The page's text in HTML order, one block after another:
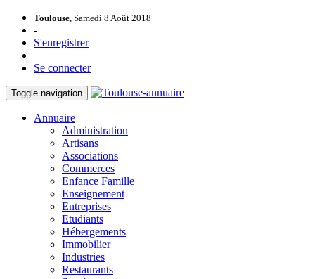
Toulouse, Samedi 8 Août 2018
-
S'enregistrer
Se connecter
Toggle navigation
Annuaire
Administration
Artisans
Associations
Commerces
Enfance Famille
Enseignement
Entreprises
Etudiants
Hébergements
Immobilier
Industries
Restaurants